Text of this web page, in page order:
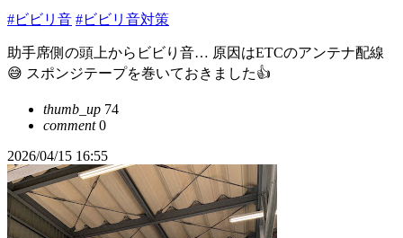
#ビビリ音 #ビビリ音対策
助手席側の頭上からビビり音… 原因はETCのアンテナ配線
😅 スポンジテープを巻いておきました👍
thumb_up 74
comment0
2026/04/15 16:55